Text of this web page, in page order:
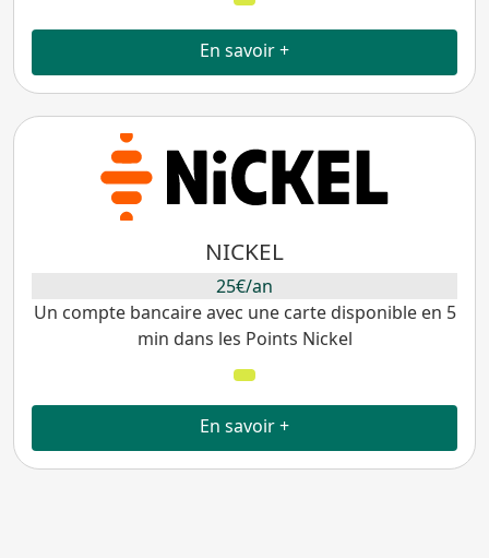
En savoir +
NICKEL
25€/an
Un compte bancaire avec une carte disponible en 5
min dans les Points Nickel
En savoir +